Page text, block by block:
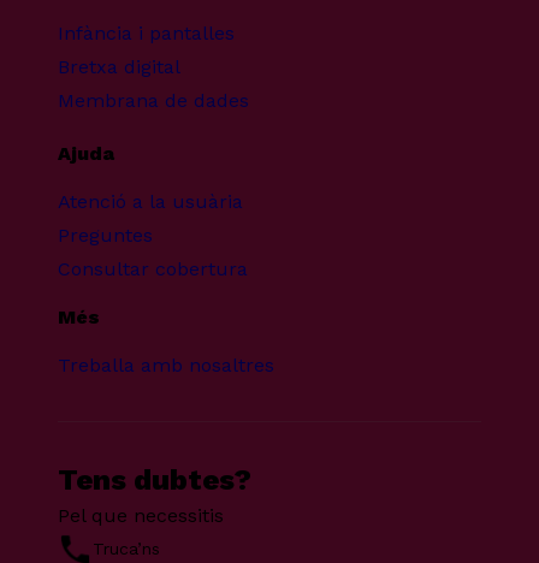
Infància i pantalles
Bretxa digital
Membrana de dades
Ajuda
Atenció a la usuària
Preguntes
Consultar cobertura
Més
Treballa amb nosaltres
Tens dubtes?
Pel que necessitis
Truca’ns